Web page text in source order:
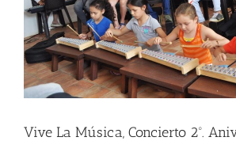
Vive La Música, Concierto 2º.